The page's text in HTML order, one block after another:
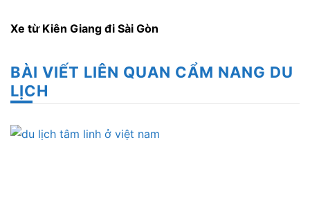
Xe từ Kiên Giang đi Sài Gòn
BÀI VIẾT LIÊN QUAN CẨM NANG DU
LỊCH